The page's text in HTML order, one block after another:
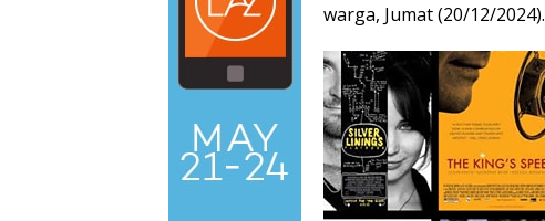
warga, Jumat (20/12/2024).